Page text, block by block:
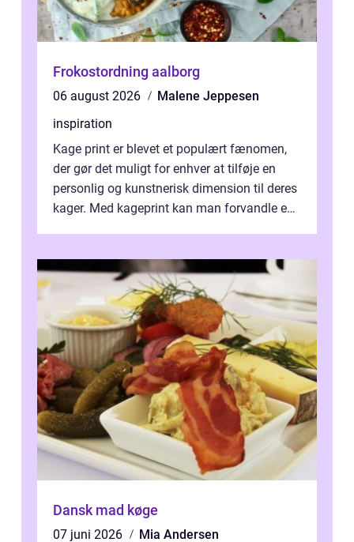
Frokostordning aalborg
06 august 2026
Malene Jeppesen
inspiration
Kage print er blevet et populært fænomen,
der gør det muligt for enhver at tilføje en
personlig og kunstnerisk dimension til deres
kager. Med kageprint kan man forvandle en
Dansk mad køge
07 juni 2026 Mia Andersen